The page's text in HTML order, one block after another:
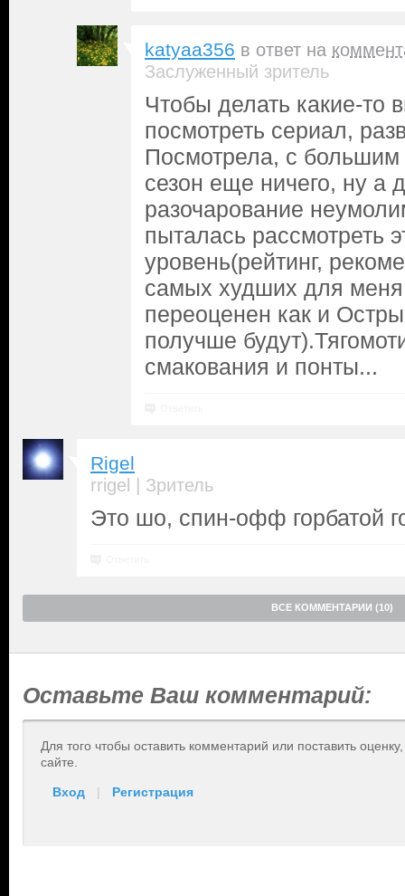
katyaa356 в ответ на
Заслуженный зритель
Чтобы делать какие-то
посмотреть сериал,
Посмотрела, с
сезон еще ничего, ну а
разочарование
пыталась рассмотреть
уровень(рейтинг,
самых худших для
переоценен как и
получше
смакования и понты...
Rigel
rrigel | Зритель
Это шо, спин-офф горбатой
ВСЕ КОММЕНТАРИИ (10)
Оставьте Ваш комментарий:
Для того чтобы оставить комментарий или поставить
сайте.
Вход | Регистрация